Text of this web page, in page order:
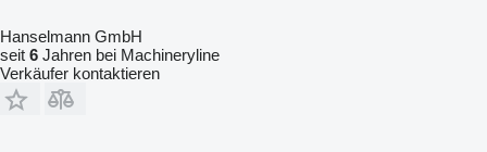
Hanselmann GmbH
seit 6 Jahren bei Machineryline
Verkäufer kontaktieren